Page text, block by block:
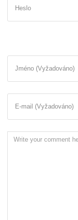
Heslo
Jméno (Vyžadováno)
E-mail (Vyžadováno)